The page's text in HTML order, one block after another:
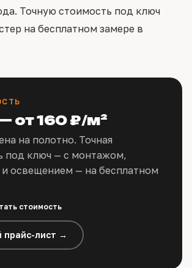
Точную стоимость под ключ
на бесплатном замере в
от 160 ₽/м²
на полотно. Точная
под ключ — с монтажом,
освещением — на бесплатном
стоимость
прайс-лист →